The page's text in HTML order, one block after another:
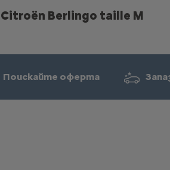
Berlingo taille M
Поискайте оферта